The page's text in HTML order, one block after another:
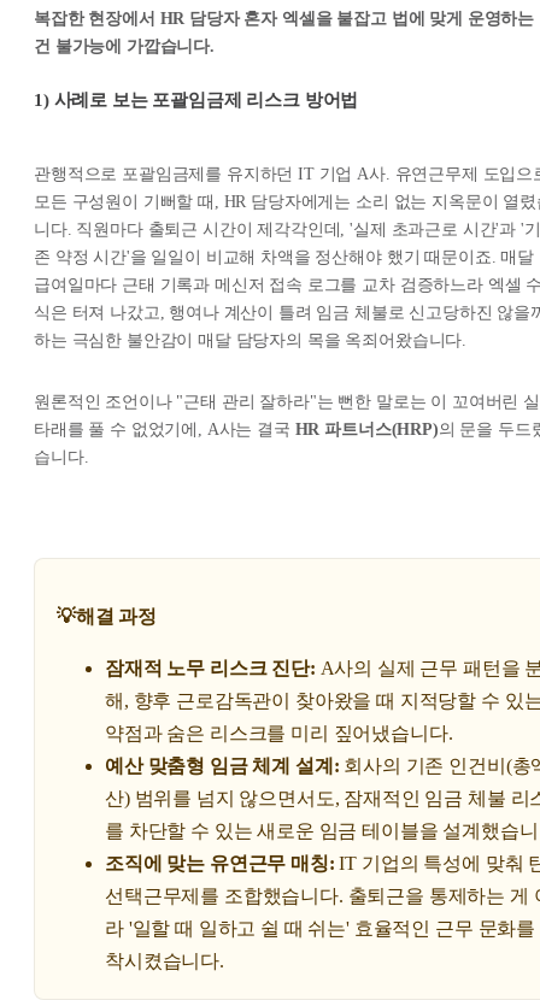
복잡한 현장에서 HR 담당자 혼자 엑셀을 붙잡고 법에 맞게 운영하는
건 불가능에 가깝습니다.
1) 사례로 보는 포괄임금제 리스크 방어법
관행적으로 포괄임금제를 유지하던 IT 기업 A사. 유연근무제 도입으
모든 구성원이 기뻐할 때, HR 담당자에게는 소리 없는 지옥문이 열렸
니다. 직원마다 출퇴근 시간이 제각각인데, '실제 초과근로 시간'과 '기
존 약정 시간'을 일일이 비교해 차액을 정산해야 했기 때문이죠. 매달
급여일마다 근태 기록과 메신저 접속 로그를 교차 검증하느라 엑셀
식은 터져 나갔고, 행여나 계산이 틀려 임금 체불로 신고당하진 않을
하는 극심한 불안감이 매달 담당자의 목을 옥죄어왔습니다.
원론적인 조언이나 "근태 관리 잘하라"는 뻔한 말로는 이 꼬여버린 실
타래를 풀 수 없었기에, A사는 결국 HR 파트너스(HRP)의 문을 두드
습니다.
💡해결 과정
잠재적 노무 리스크 진단: A사의 실제 근무 패턴을
해, 향후 근로감독관이 찾아왔을 때 지적당할 수 있
약점과 숨은 리스크를 미리 짚어냈습니다.
예산 맞춤형 임금 체계 설계: 회사의 기존 인건비(총
산) 범위를 넘지 않으면서도, 잠재적인 임금 체불 리
를 차단할 수 있는 새로운 임금 테이블을 설계했습
조직에 맞는 유연근무 매칭: IT 기업의 특성에 맞춰
선택근무제를 조합했습니다. 출퇴근을 통제하는 게
라 '일할 때 일하고 쉴 때 쉬는' 효율적인 근무 문화를
착시켰습니다.